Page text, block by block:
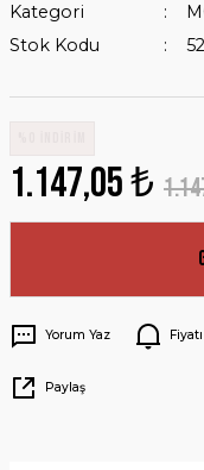
Kategori
Stok Kodu
1.147,05 ₺
Yorum Yaz
Paylaş